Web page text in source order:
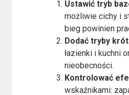
Ustawić tryb
możliwie cichy i
bieg powinien
Dodać tryby
łazienki i kuchni
nieobecności.
Kontrolować
wskaźnikami: